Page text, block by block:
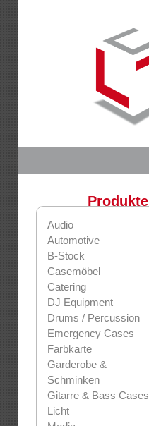
Produkte
Audio
Automotive
B-Stock
Casemöbel
Catering
DJ Equipment
Drums / Percussion
Emergency Cases
Farbkarte
Garderobe &
Schminken
Gitarre & Bass Cases
Licht